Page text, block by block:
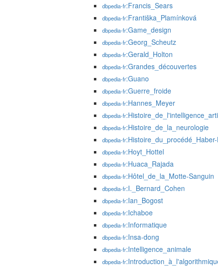
dbpedia-fr:Francis_Sears
dbpedia-fr:Františka_Plamínková
dbpedia-fr:Game_design
dbpedia-fr:Georg_Scheutz
dbpedia-fr:Gerald_Holton
dbpedia-fr:Grandes_découvertes
dbpedia-fr:Guano
dbpedia-fr:Guerre_froide
dbpedia-fr:Hannes_Meyer
dbpedia-fr
dbpedia-fr:Histoire_de_la_neurologie
dbpedia-fr
dbpedia-fr:Hoyt_Hottel
dbpedia-fr:Huaca_Rajada
dbpedia-fr:Hôtel_de_la_Motte-Sanguin
dbpedia-fr:I._Bernard_Cohen
dbpedia-fr:Ian_Bogost
dbpedia-fr:Ichaboe
dbpedia-fr:Informatique
dbpedia-fr:Insa-dong
dbpedia-fr:Intelligence_animale
dbpedia-fr